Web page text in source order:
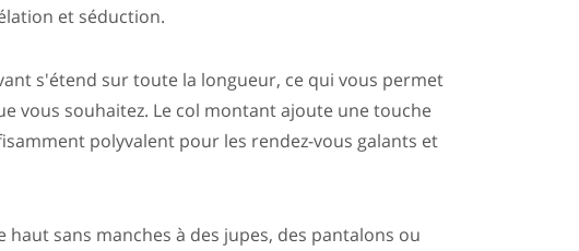
et séduction.
s'étend sur toute la longueur, ce qui vous permet
vous souhaitez. Le col montant ajoute une touche
polyvalent pour les rendez-vous galants et
haut sans manches à des jupes, des pantalons ou